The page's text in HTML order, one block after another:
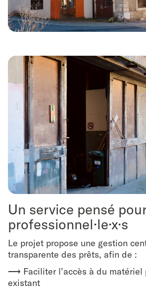
Un service pensé
professionnel·le·x·s
Le projet propose une gestion
transparente des prêts, afin de :
⟶ Faciliter l’accès à du matériel
existant